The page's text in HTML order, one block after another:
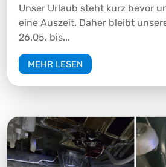
Unser Urlaub steht kurz bevor
eine Auszeit. Daher bleibt
26.05. bis...
MEHR LESEN